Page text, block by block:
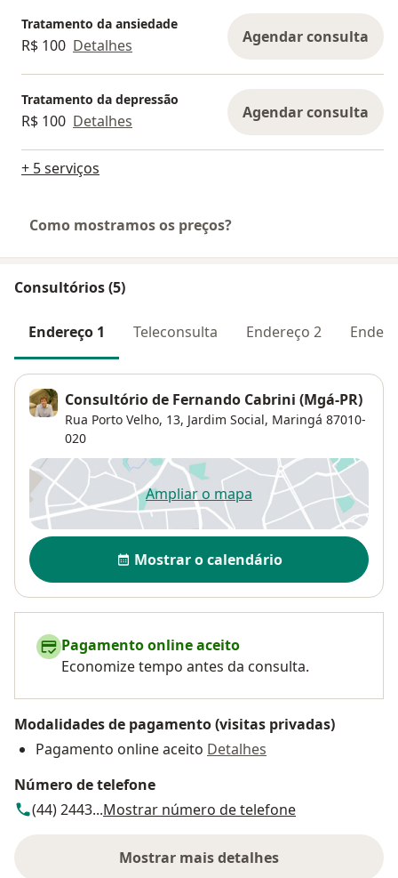
Tratamento da ansiedade
R$ 100 Detalhes Agendar consulta
Tratamento da depressão
R$ 100 Detalhes Agendar consulta
+ 5 serviços
Como mostramos os preços?
Consultórios (5)
Endereço 1 Teleconsulta Endereço 2
Consultório de Fernando Cabrini (Mgá-PR)
Rua Porto Velho, 13, Jardim Social, Maringá 87010-
020
Ampliar o mapaabre num novo separador
Disponibilidade
Mostrar o calendário
Pagamento online aceito
Economize tempo antes da consulta.
Modalidades de pagamento (visitas privadas)
Pagamento online aceito Detalhes
Número de telefone
(44) 2443...Mostrar número de telefone
Mostrar mais detalhes
sobre o endereço